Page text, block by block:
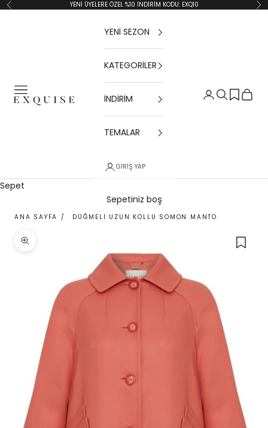
İçeriğe geç
Geri YENİ ÜYELERE ÖZEL %10 İNDİRİM KODU: EXQ10
Menü
Exquise TR
Giriş Yap
Ara Sepet
YENİ SEZON
KATEGORİLER
İNDİRİM
TEMALAR
GIRIŞ YAP
Sepet
Sepetiniz boş
ANA SAYFA / DÜĞMELI UZUN KOLLU SOMON MANTO
Yakınlaştır